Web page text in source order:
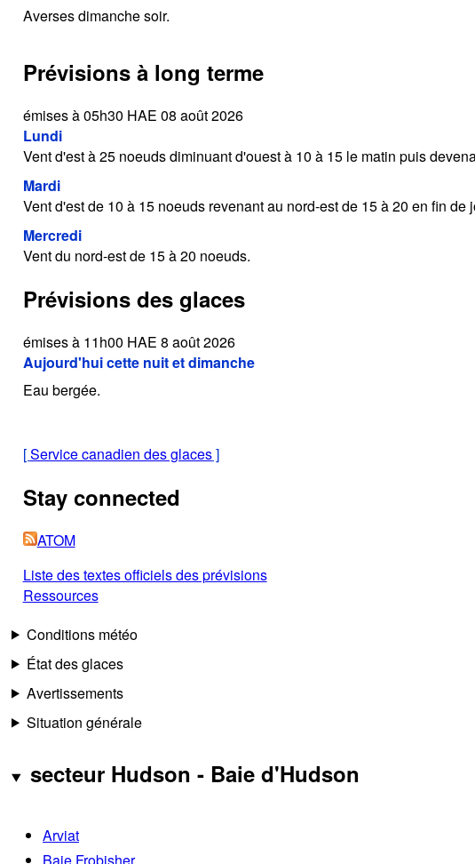
Averses dimanche soir.
Prévisions à long terme
émises à 05h30 HAE 08 août 2026
Lundi
Vent d'est à 25 noeuds diminuant d'ouest à 10 à 15 le matin puis
Mardi
Vent d'est de 10 à 15 noeuds revenant au nord-est de 15 à 20 en fin de
Mercredi
Vent du nord-est de 15 à 20 noeuds.
Prévisions des glaces
émises à 11h00 HAE 8 août 2026
Aujourd'hui cette nuit et dimanche
Eau bergée.
[Service canadien des glaces]
Stay connected
ATOM
Liste des textes officiels des prévisions
Ressources
Conditions météo
État des glaces
Avertissements
Situation générale
secteur Hudson - Baie d'Hudson
Arviat